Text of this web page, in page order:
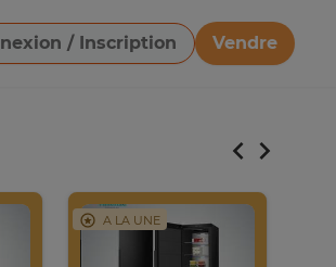
/ Inscription
Vendre
une image
A LA UNE